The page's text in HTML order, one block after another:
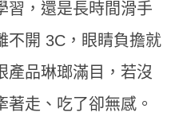
習，還是長時間滑手
不開 3C，眼睛負擔就
產品琳瑯滿目，若沒
走、吃了卻無感。